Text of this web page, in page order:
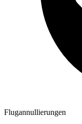
Flugannullierungen